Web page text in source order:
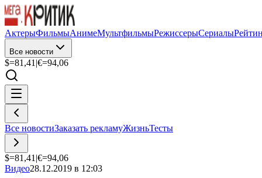
АктерыФильмыАнимеМультфильмыРежиссерыСериалы
Все новости
$=81,41 |€=94,06
Все новостиЗаказать рекламуЖизньТесты
$=81,41 |€=94,06
Видео28.12.2019 в 12:03